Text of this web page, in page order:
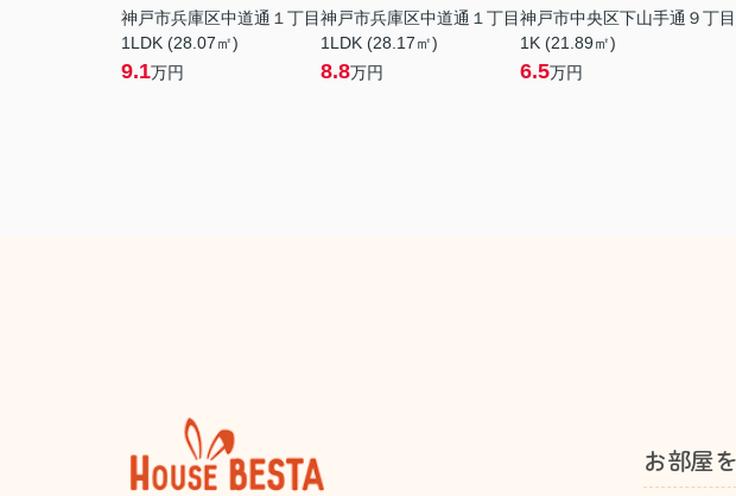
神戸市兵庫区中道通１丁目
1LDK (28.07㎡)
9.1万円
神戸市兵庫区中道通１丁目
1LDK (28.17㎡)
8.8万円
神戸市中央区下山手通９丁目
1K (21.89㎡)
6.5万円
お部屋